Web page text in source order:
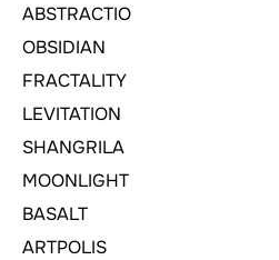
ABSTRACTIO
OBSIDIAN
FRACTALITY
LEVITATION
SHANGRILA
MOONLIGHT
BASALT
ARTPOLIS